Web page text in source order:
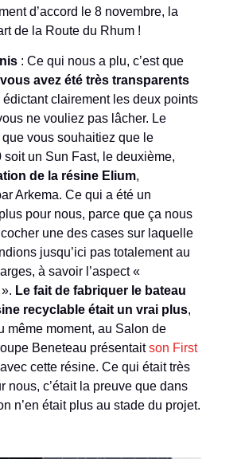
d’accord le 8 novembre, la
de la Route du Rhum !
: Ce qui nous a plu, c’est que
vous avez été très transparents
clairement les deux points
ne vouliez pas lâcher. Le
que vous souhaitiez que le
soit un Sun Fast, le deuxième,
de la résine Elium,
Arkema. Ce qui a été un
pour nous, parce que ça nous
une des cases sur laquelle
jusqu’ici pas totalement au
à savoir l’aspect «
Le fait de fabriquer le bateau
recyclable était un vrai plus,
même moment, au Salon de
Beneteau présentaitson First
cette résine. Ce qui était très
nous, c’était la preuve que dans
n’en était plus au stade du projet.